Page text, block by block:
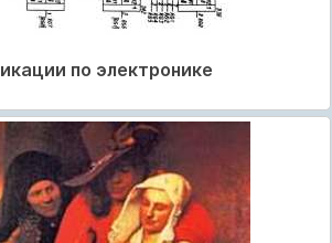
по электронике